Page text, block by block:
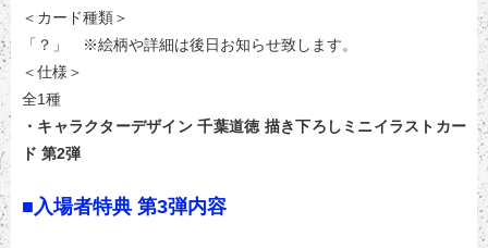
＜カード種類＞
「？」 ※絵柄や詳細は後日お知らせ致します。
＜仕様＞
全1種
・キャラクターデザイン 千葉道徳 描き下ろしミニイラストカー
ド 第2弾
■入場者特典 第3弾内容